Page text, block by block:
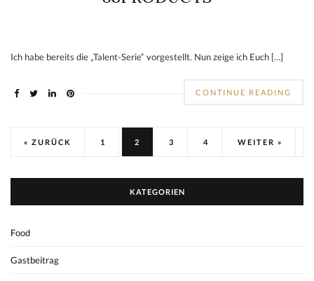
Ich habe bereits die „Talent-Serie“ vorgestellt. Nun zeige ich Euch […]
CONTINUE READING
« ZURÜCK 1 2 3 4 WEITER »
KATEGORIEN
Food
Gastbeitrag